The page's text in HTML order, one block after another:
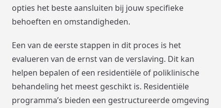
opties het beste aansluiten bij jouw specifieke
behoeften en omstandigheden.
Een van de eerste stappen in dit proces is het
evalueren van de ernst van de verslaving. Dit kan
helpen bepalen of een residentiële of poliklinische
behandeling het meest geschikt is. Residentiële
programma’s bieden een gestructureerde omgeving